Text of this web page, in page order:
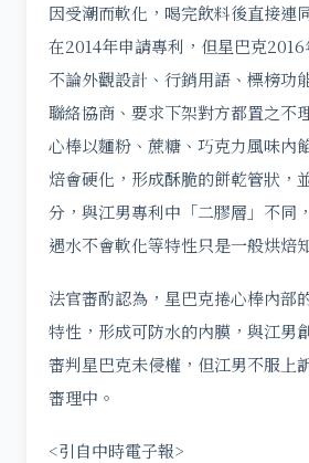
因受潮而軟化，喝完飲料後直接連
在2014年申請專利，但星巴克2016
不論外觀設計、行銷用語、標榜功
聯絡協商、要求下架對方都置之不
心棒以麵粉、蔗糖、巧克力風味內
焙會硬化，形成酥脆的餅乾管狀，
分，與江男專利中「二膠層」不同
遇水不會軟化等特性只是一般烘焙
法官審酌認為，星巴克捲心棒內部
特性，形成可防水的內膜，與江男
審判星巴克未侵權，但江男不服上
審理中。
<引自中時電子報>